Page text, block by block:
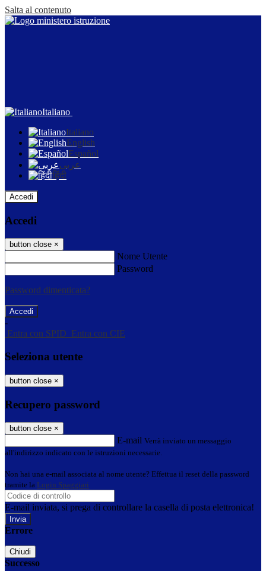
Salta al contenuto
Italiano
Italiano
English
Español
عربى
हिंदी
Accedi
Accedi
button close ×
Nome Utente
Password
Password dimenticata?
-
Entra con SPID Entra con CIE
Seleziona utente
button close ×
Recupero password
button close ×
E-mail Verrà inviato un messaggio
all'indirizzo indicato con le istruzioni necessarie.
Non hai una e-mail associata al nome utente? Effettua il reset della password
tramite la Login Spaggiari
E-mail inviata, si prega di controllare la casella di posta elettronica!
Errore
Chiudi
Successo